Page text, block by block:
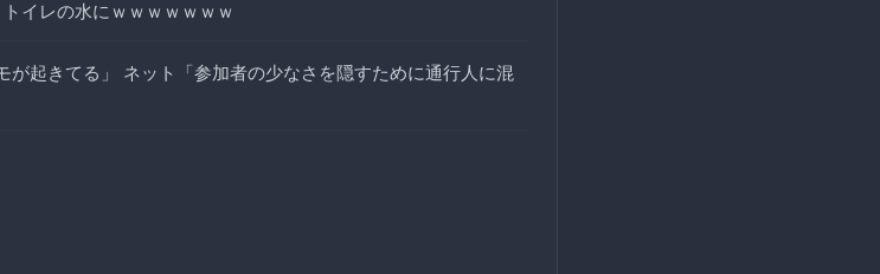
イレの水にｗｗｗｗｗｗｗ
が起きてる」 ネット「参加者の少なさを隠すために通行人に混